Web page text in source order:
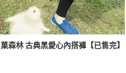
菓森林 古典黑愛心內搭褲【已售完】